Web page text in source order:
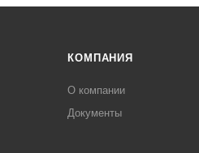
КОМПАНИЯ
О компании
Документы